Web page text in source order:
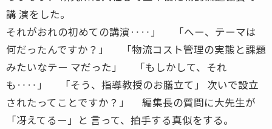
講 演をした。
それがおれの初めての講演‥‥」 「へー、テーマは
何だったんですか？」 「物流コスト管理の実態と課題
みたいなテー マだった」 「もしかして、それ
も‥‥」 「そう、指導教授のお膳立て」 次いで設立
されたってことですか？」 編集長の質問に大先生が
「冴えてるー」と 言って、拍手する真似をする。